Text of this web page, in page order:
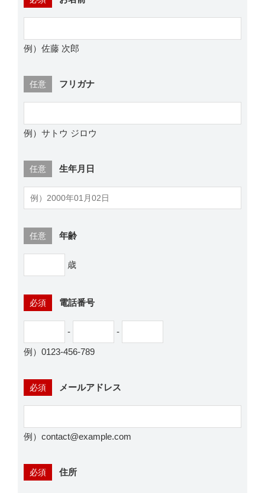
例）佐藤 次郎
フリガナ
任意
例）サトウ ジロウ
生年月日
任意
年齢
任意
歳
電話番号
必須
-
-
例）0123-456-789
メールアドレス
必須
例）contact@example.com
住所
必須